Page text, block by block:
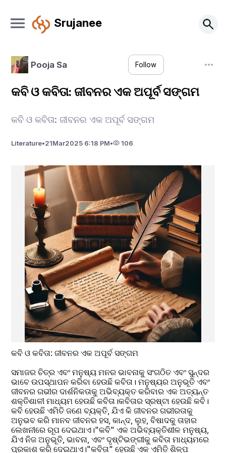
Srujanee
Pooja Sa Follow
କବି ଓ କବିତା: ଜୀବନର ଏକ ଅପୂର୍ବ ସଙ୍ଗମ
କବି ଓ କବିତା: ଜୀବନର ଏକ ଅପୂର୍ବ ସଙ୍ଗମ
Literature•21Mar2025 6:18 PM• 106
କବି ଓ କବିତା: ଜୀବନର ଏକ ଅପୂର୍ବ ସଙ୍ଗମ
ସମାଜର ଚିତ୍ର ଏବଂ ମନୁଷ୍ୟ ମନର ଭାବନାକୁ ସଂଗଠିତ ଏବଂ ସୁନ୍ଦର
ଭାବେ ଉପସ୍ଥାପନ କରିବା ହେଉଛି କବିତା। ମନୁଷ୍ୟର ଅନୁଭୂତି ଏବଂ
ଜୀବନର ଗଭୀର ଦାର୍ଶନିକତାକୁ ଅଭିବ୍ୟକ୍ତ କରିବାର ଏକ ଅତ୍ୟନ୍ତ
ଶକ୍ତିଶାଳୀ ମାଧ୍ୟମ ହେଉଛି କବିତା।କବିତାର ସ୍ରଷ୍ଟା ହେଉଛି କବି।
କବି ହେଉଛି ଏମିତି ଜଣେ ବ୍ୟକ୍ତି, ଯିଏ କି ଜୀବନର ଗଭୀରତାକୁ
ଅନୁଭବ କରି ମାନବ ଜୀବନର ହସ, କାନ୍ଦ, ଲୁହ, ବିଷାଦକୁ ତାହାର
ଲେଖନୀରେ ରୂପ ଦେଇଥାଏ।"କବି" ଏକ ଅଭିବ୍ୟକ୍ତିଶୀଳ ମନୁଷ୍ୟ,
ଯିଏ ନିଜ ଅନୁଭୂତି, ଭାବନା, ଏବଂ ଦୃଷ୍ଟିଭଙ୍ଗୀକୁ କବିତା ମାଧ୍ୟମରେ
ପ୍ରକାଶ କରି ଦେଇଥାଏ।"କବିତା" ହେଉଛି ଏକ ଏମିତି ଶିଳ୍ପ